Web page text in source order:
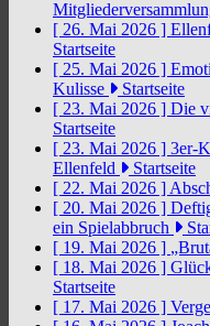
[ 26. Mai 2026 ]
Startseite
[ 25. Mai 2026 ]
Kulisse
Startseite
[ 23. Mai 2026 ] Die
Startseite
[ 23. Mai 2026 ] 3er-
Ellenfeld
Startseite
[ 22. Mai 2026 ]
[ 20. Mai 2026 ]
ein Spielabbruch
[ 19. Mai 2026 ]
[ 18. Mai 2026 ]
Startseite
[ 17. Mai 2026 ]